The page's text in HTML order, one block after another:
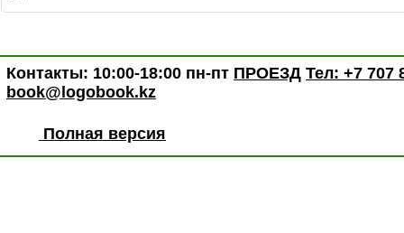
Контакты: 10:00-18:00 пн-пт ПРОЕЗД Тел: +7 707
book@logobook.kz
Полная версия